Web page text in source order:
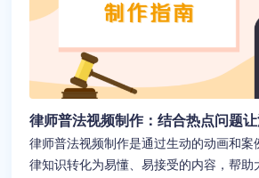
律师普法视频制作：结合热点问题
律师普法视频制作是通过生动的动画和案
律知识转化为易懂、易接受的内容，帮助